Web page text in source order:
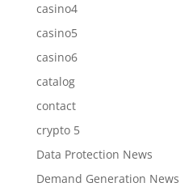
casino4
casino5
casino6
catalog
contact
crypto 5
Data Protection News
Demand Generation News